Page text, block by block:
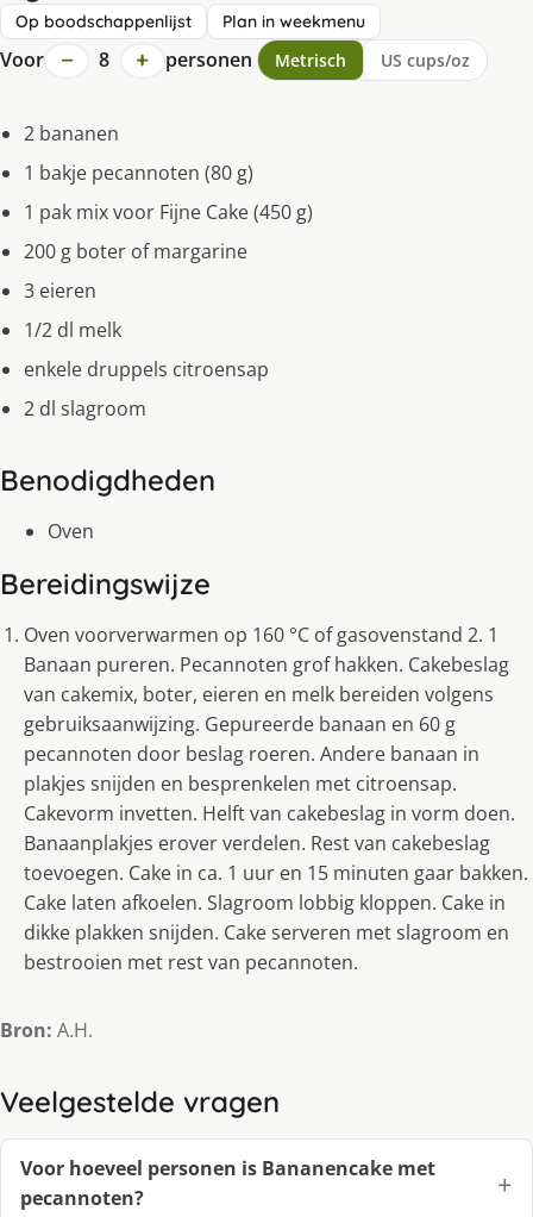
Op boodschappenlijst Plan in weekmenu
Voor − 8 + personen Metrisch US cups/oz
2 bananen
1 bakje pecannoten (80 g)
1 pak mix voor Fijne Cake (450 g)
200 g boter of margarine
3 eieren
1/2 dl melk
enkele druppels citroensap
2 dl slagroom
Benodigdheden
Oven
Bereidingswijze
Oven voorverwarmen op 160 °C of gasovenstand 2. 1
Banaan pureren. Pecannoten grof hakken. Cakebeslag
van cakemix, boter, eieren en melk bereiden volgens
gebruiksaanwijzing. Gepureerde banaan en 60 g
pecannoten door beslag roeren. Andere banaan in
plakjes snijden en besprenkelen met citroensap.
Cakevorm invetten. Helft van cakebeslag in vorm doen.
Banaanplakjes erover verdelen. Rest van cakebeslag
toevoegen. Cake in ca. 1 uur en 15 minuten gaar bakken.
Cake laten afkoelen. Slagroom lobbig kloppen. Cake in
dikke plakken snijden. Cake serveren met slagroom en
bestrooien met rest van pecannoten.
Bron: A.H.
Veelgestelde vragen
Voor hoeveel personen is Bananencake met
pecannoten?